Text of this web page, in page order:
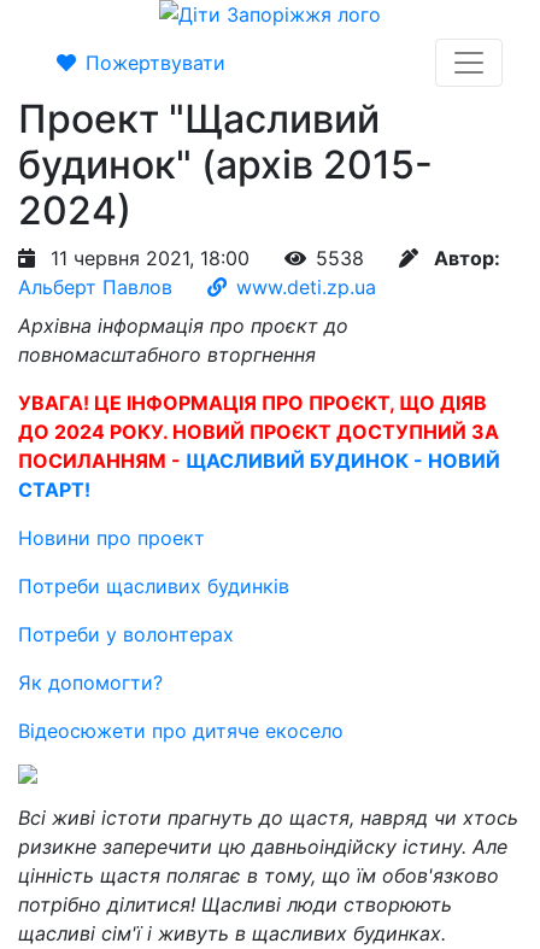
Пожертвувати
Проект "Щасливий
будинок" (архів 2015-
2024)
11 червня 2021, 18:00 5538
Автор:
Альберт Павлов
www.deti.zp.ua
Архівна інформація про проєкт до
повномасштабного вторгнення
УВАГА! ЦЕ ІНФОРМАЦІЯ ПРО ПРОЄКТ, ЩО ДІЯВ
ДО 2024 РОКУ. НОВИЙ ПРОЄКТ ДОСТУПНИЙ ЗА
ПОСИЛАННЯМ - ЩАСЛИВИЙ БУДИНОК - НОВИЙ
СТАРТ!
Новини про проект
Потреби щасливих будинків
Потреби у волонтерах
Як допомогти?
Відеосюжети про дитяче екосело
Всі живі істоти прагнуть до щастя, навряд чи хтось
ризикне заперечити цю давньоіндійску істину. Але
цінність щастя полягає в тому, що їм обов'язково
потрібно ділитися! Щасливі люди створюють
щасливі сім'ї і живуть в щасливих будинках.